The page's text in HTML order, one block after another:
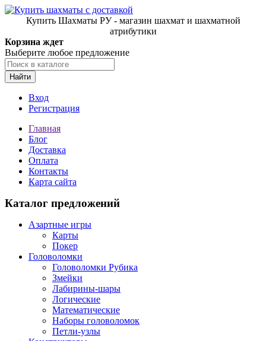
Купить Шахматы РУ - магазин шахмат и шахматной
атрибутики
Корзина ждет
Выберите любое предложение
Найти
Вход
Регистрация
Главная
Блог
Доставка
Оплата
Контакты
Карта сайта
Каталог предложений
Азартные игры
Карты
Покер
Головоломки
Головоломки Рубика
Змейки
Лабирины-шары
Логические
Математические
Наборы головоломок
Петли-узлы